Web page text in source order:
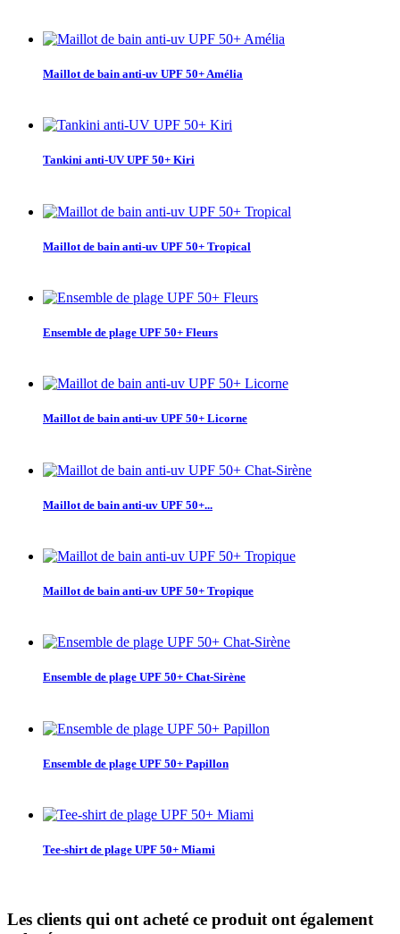
Maillot de bain anti-uv UPF 50+ Amélia
Tankini anti-UV UPF 50+ Kiri
Maillot de bain anti-uv UPF 50+ Tropical
Ensemble de plage UPF 50+ Fleurs
Maillot de bain anti-uv UPF 50+ Licorne
Maillot de bain anti-uv UPF 50+...
Maillot de bain anti-uv UPF 50+ Tropique
Ensemble de plage UPF 50+ Chat-Sirène
Ensemble de plage UPF 50+ Papillon
Tee-shirt de plage UPF 50+ Miami
Les clients qui ont acheté ce produit ont également